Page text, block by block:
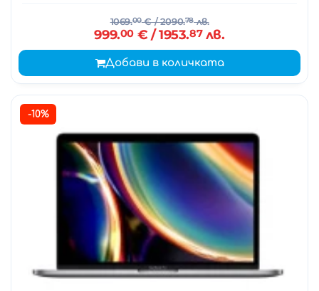
1069.00€/ 2090.78лв.
999.00€ / 1953.87лв.
Добави в количката
-10%